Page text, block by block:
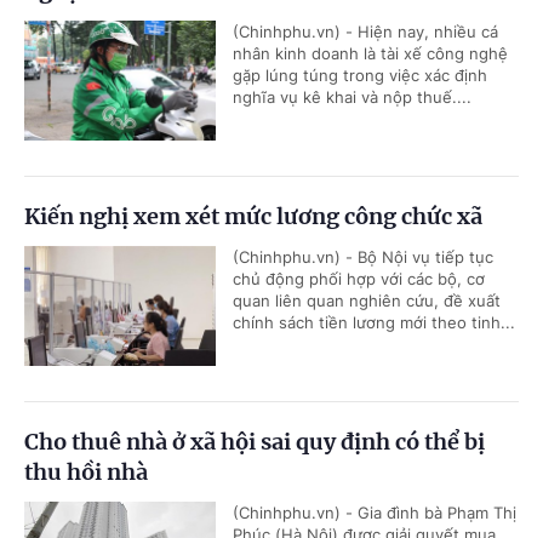
(Chinhphu.vn) - Hiện nay, nhiều cá
nhân kinh doanh là tài xế công nghệ
gặp lúng túng trong việc xác định
nghĩa vụ kê khai và nộp thuế....
Kiến nghị xem xét mức lương công chức xã
(Chinhphu.vn) - Bộ Nội vụ tiếp tục
chủ động phối hợp với các bộ, cơ
quan liên quan nghiên cứu, đề xuất
chính sách tiền lương mới theo tinh...
Cho thuê nhà ở xã hội sai quy định có thể bị
thu hồi nhà
(Chinhphu.vn) - Gia đình bà Phạm Thị